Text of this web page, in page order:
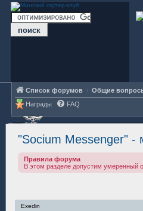
Список форумов Общие
Награды
FAQ
"Socium Messenger"
Правила форума
В этом разделе допустим умеренный
Exedin